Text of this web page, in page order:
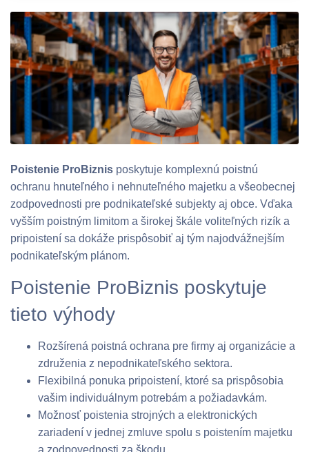
Poistenie ProBiznis poskytuje komplexnú poistnú
ochranu hnuteľného i nehnuteľného majetku a všeobecnej
zodpovednosti pre podnikateľské subjekty aj obce. Vďaka
vyšším poistným limitom a širokej škále voliteľných rizík a
pripoistení sa dokáže prispôsobiť aj tým najodvážnejším
podnikateľským plánom.
Poistenie ProBiznis poskytuje
tieto výhody
Rozšírená poistná ochrana pre firmy aj organizácie a
združenia z nepodnikateľského sektora.
Flexibilná ponuka pripoistení, ktoré sa prispôsobia
vašim individuálnym potrebám a požiadavkám.
Možnosť poistenia strojných a elektronických
zariadení v jednej zmluve spolu s poistením majetku
a zodpovednosti za škodu.